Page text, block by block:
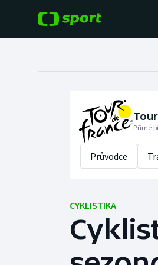
Hokej
Tenis
Atletika
Cyklistika
Přímé
Průvodce
CYKLISTIKA